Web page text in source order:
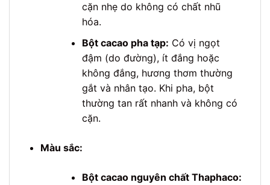
cặn nhẹ do không có chất nhũ
hóa.
Bột cacao pha tạp: Có vị ngọt
đậm (do đường), ít đắng hoặc
không đắng, hương thơm thường
gắt và nhân tạo. Khi pha, bột
thường tan rất nhanh và không có
cặn.
Màu sắc:
Bột cacao nguyên chất Thaphaco: